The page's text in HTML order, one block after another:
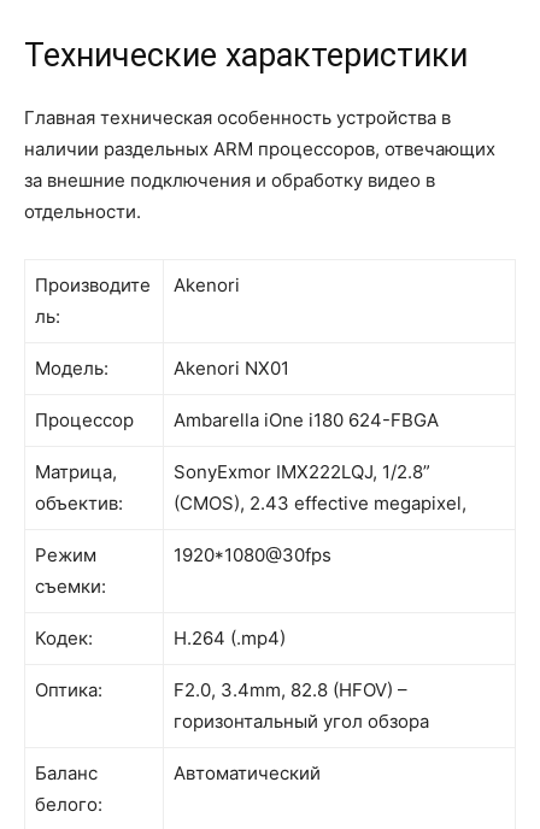
Технические характеристики
Главная техническая особенность устройства в
наличии раздельных ARM процессоров, отвечающих
за внешние подключения и обработку видео в
отдельности.
Производите
ль:
Akenori
Модель: Akenori NX01
Процессор Ambarella iOne i180 624-FBGA
Матрица,
объектив:
SonyExmor IMX222LQJ, 1/2.8”
(CMOS), 2.43 effective megapixel,
Режим
съемки:
1920*1080@30fps
Кодек: H.264 (.mp4)
Оптика:
F2.0, 3.4mm, 82.8 (HFOV) –
горизонтальный угол обзора
Баланс
белого:
Автоматический